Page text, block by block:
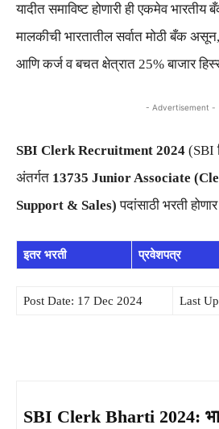
यादीत समाविष्ट होणारी ही एकमेव
मालकीची भारतातील सर्वात मोठी बँक
आणि कर्ज व बचत क्षेत्रात 25% बाजार
- Advertisement -
SBI Clerk Recruitment 2024 (SBI
अंतर्गत 13735 Junior Associate
Support & Sales) पदांसाठी भरती
इतर भरती प्रवेशपत्र
Post Date: 17 Dec 2024 Last
SBI Clerk Bharti 2024: